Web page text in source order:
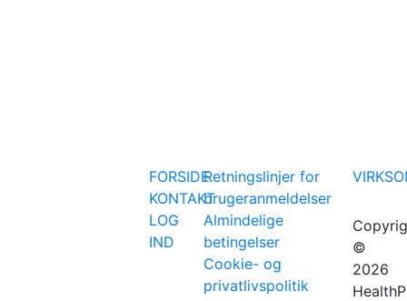
FORSIDE
KONTAKT
LOG
IND
Retningslinjer for
brugeranmeldelser
Almindelige
betingelser
Cookie- og
privatlivspolitik
©
2026